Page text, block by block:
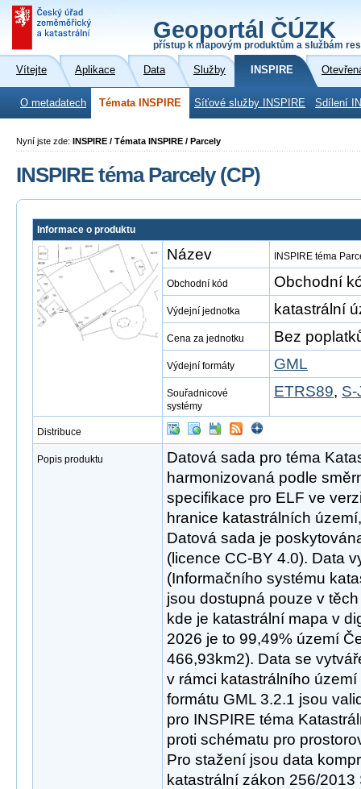
Geoportál ČÚZK
přístup k mapovým produktům a službám
Vítejte Aplikace Data Služby INSPIRE
O metadatech Témata INSPIRE Síťové služby INSPIRE Sdílení
Nyní jste zde: INSPIRE / Témata INSPIRE / Parcely
INSPIRE téma Parcely (CP)
Informace o produktu
Název INSPIRE téma
Obchodní kód Obchodní
Výdejní jednotka katastrální
Cena za jednotku Bez
Výdejní formáty GML
Souřadnicové
systémy
ETRS89, S-
Distribuce
Popis produktu
Datová sada pro téma
harmonizovaná podle
specifikace pro ELF ve
hranice katastrálních
Datová sada je
(licence CC-BY 4.0). Data
(Informačního systému
jsou dostupná pouze v
kde je katastrální mapa v
2026 je to 99,49% území
466,93km2). Data se
v rámci katastrálního
formátu GML 3.2.1 jsou
pro INSPIRE téma
proti schématu pro
Pro stažení jsou data
katastrální zákon 256/